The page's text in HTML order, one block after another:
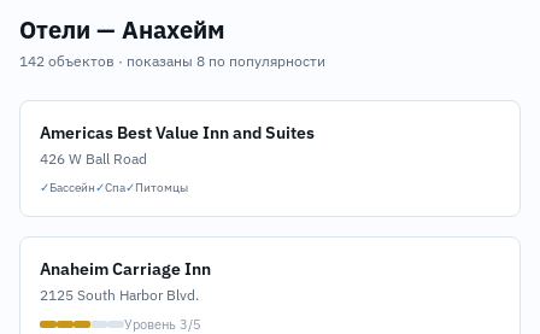
Отели — Анахейм
142 объектов · показаны 8 по популярности
Americas Best Value Inn and Suites
426 W Ball Road
✓Бассейн✓Спа✓Питомцы
Anaheim Carriage Inn
2125 South Harbor Blvd.
Уровень 3/5